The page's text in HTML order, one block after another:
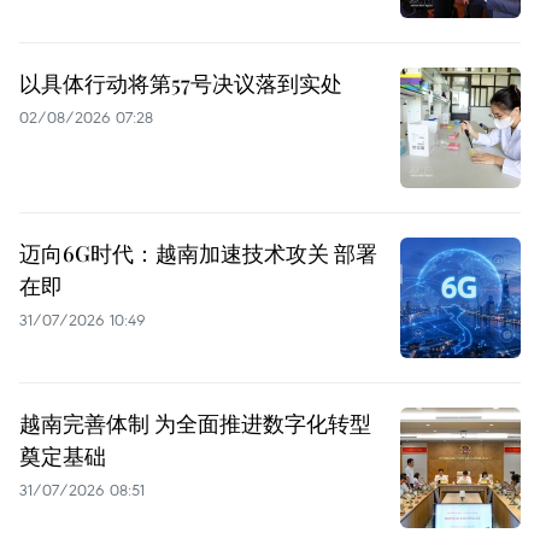
以具体行动将第57号决议落到实处
02/08/2026 07:28
迈向6G时代：越南加速技术攻关 部署
在即
31/07/2026 10:49
越南完善体制 为全面推进数字化转型
奠定基础
31/07/2026 08:51